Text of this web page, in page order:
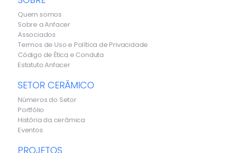
Quem somos
Sobre a Anfacer
Associados
Termos de Uso e Política de Privacidade
Código de Ética e Conduta
Estatuto Anfacer
SETOR CERÂMICO
Números do Setor
Portfólio
História da cerâmica
Eventos
PROJETOS